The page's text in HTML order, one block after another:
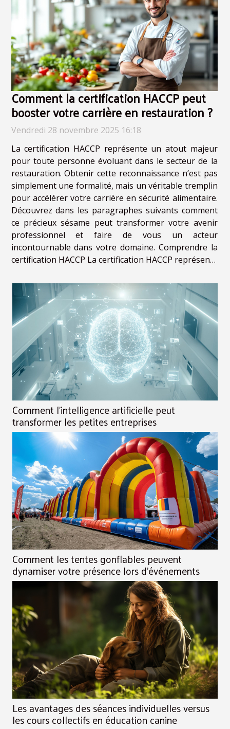
Comment la certification HACCP peut
booster votre carrière en restauration ?
Vendredi 28 novembre 2025 16:18
La certification HACCP représente un atout majeur
pour toute personne évoluant dans le secteur de la
restauration. Obtenir cette reconnaissance n’est pas
simplement une formalité, mais un véritable tremplin
pour accélérer votre carrière en sécurité alimentaire.
Découvrez dans les paragraphes suivants comment
ce précieux sésame peut transformer votre avenir
professionnel et faire de vous un acteur
incontournable dans votre domaine. Comprendre la
certification HACCP La certification HACCP représente
alimentaire, indispensable dans le secteur...
Comment l'intelligence artificielle peut
transformer les petites entreprises
Comment les tentes gonflables peuvent
dynamiser votre présence lors d'événements
Les avantages des séances individuelles versus
les cours collectifs en éducation canine